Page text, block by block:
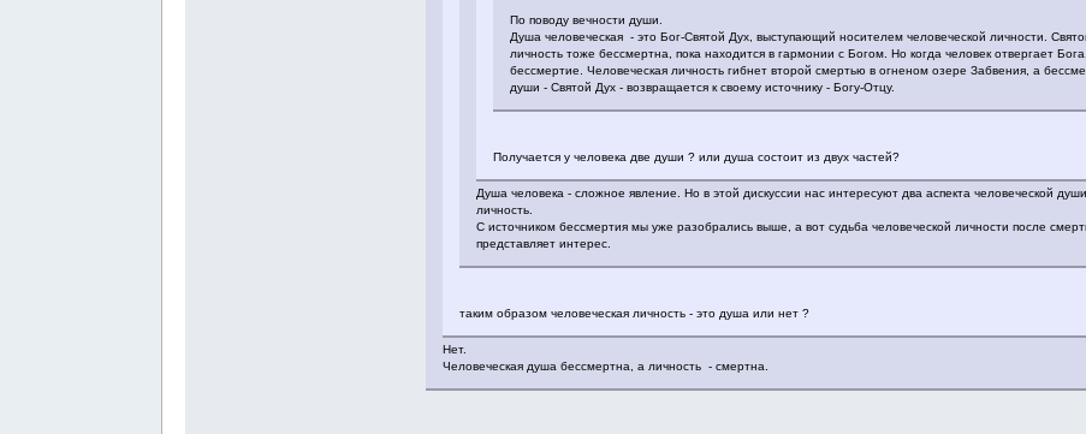
По поводу вечности души.
Душа человеческая - это Бог-Святой Дух, выступающий носителем человеческой личности.
личность тоже бессмертна, пока находится в гармонии с Богом. Но когда человек отвергает
бессмертие. Человеческая личность гибнет второй смертью в огненом озере Забвения, а
души - Святой Дух - возвращается к своему источнику - Богу-Отцу.
Получается у человека две души ? или душа состоит из двух частей?
Душа человека - сложное явление. Но в этой дискуссии нас интересуют два аспекта человеческой
личность.
С источником бессмертия мы уже разобрались выше, а вот судьба человеческой личности после
представляет интерес.
таким образом человеческая личность - это душа или нет ?
Нет.
Человеческая душа бессмертна, а личность - смертна.